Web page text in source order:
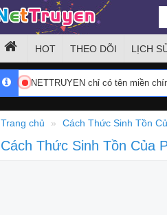
HOT THEO DÕI LỊCH
NETTRUYEN chỉ có tên miền
Trang chủ Cách Thức Sinh Tồn
Cách Thức Sinh Tồn Của